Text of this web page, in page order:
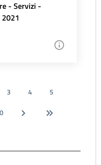
- Servizi -
3 4
5